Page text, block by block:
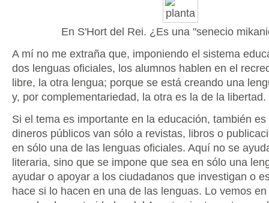
En S'Hort del Rei. ¿Es una "senecio
A mí no me extraña que, imponiendo el sistema
dos lenguas oficiales, los alumnos hablen en el
libre, la otra lengua; porque se está creando una
y, por complementariedad, la otra es la de la libertad.
Si el tema es importante en la educación, también
dineros públicos van sólo a revistas, libros o
en sólo una de las lenguas oficiales. Aquí no se
literaria, sino que se impone que sea en sólo una
ayudar o apoyar a los ciudadanos que investigan o
hace si lo hacen en una de las lenguas. Lo vemos